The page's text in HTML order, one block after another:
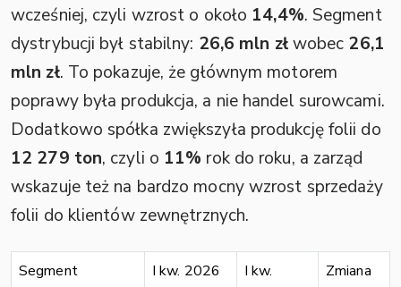
wcześniej, czyli wzrost o około 14,4%. Segment
dystrybucji był stabilny: 26,6 mln złwobec 26,1
mln zł. To pokazuje, że głównym motorem
poprawy była produkcja, a nie handel surowcami.
Dodatkowo spółka zwiększyła produkcję folii do
12 279 ton, czyli o 11% rok do roku, a zarząd
wskazuje też na bardzo mocny wzrost sprzedaży
folii do klientów zewnętrznych.
Segment I kw. 2026
I kw.
Zmiana